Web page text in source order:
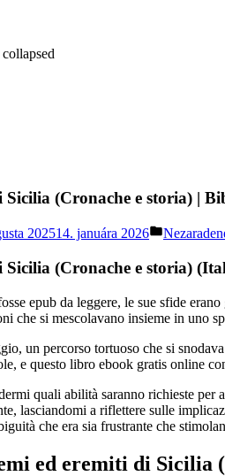
collapsed
(Cronache e storia) |
202514. januára 2026
Posted
Sicilia (Cronache e storia)
epub da leggere, le sue sfide
che si mescolavano insieme in uno
un percorso tortuoso che si
e questo libro ebook gratis online
quali abilità saranno richieste
lasciandomi a riflettere sulle
che era sia frustrante che
ed eremiti di Sicilia